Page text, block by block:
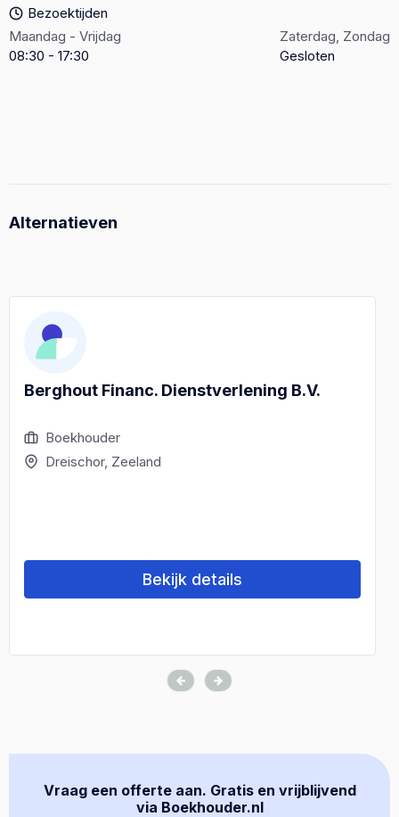
Bezoektijden
Maandag - Vrijdag
08:30 - 17:30
Zaterdag, Zondag
Gesloten
Alternatieven
Berghout Financ. Dienstverlening B.V.
Boekhouder
Dreischor, Zeeland
Bekijk details
Vraag een offerte aan. Gratis en vrijblijvend
via Boekhouder.nl